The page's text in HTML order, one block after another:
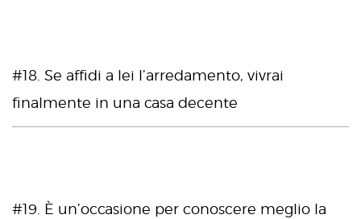
#18. Se affidi a lei l’arredamento, vivrai
finalmente in una casa decente
#19. È un’occasione per conoscere meglio la